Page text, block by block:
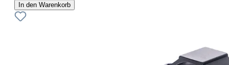
In den Warenkorb